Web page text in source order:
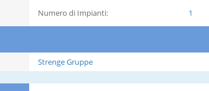
Numero di Impianti:
1
Strenge Gruppe